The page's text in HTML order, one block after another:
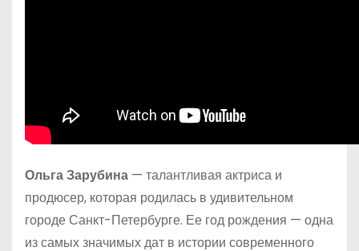
Ольга Зарубина — талантливая актриса и
продюсер, которая родилась в удивительном
городе Санкт-Петербурге. Ее год рождения — одна
из самых значимых дат в истории современного